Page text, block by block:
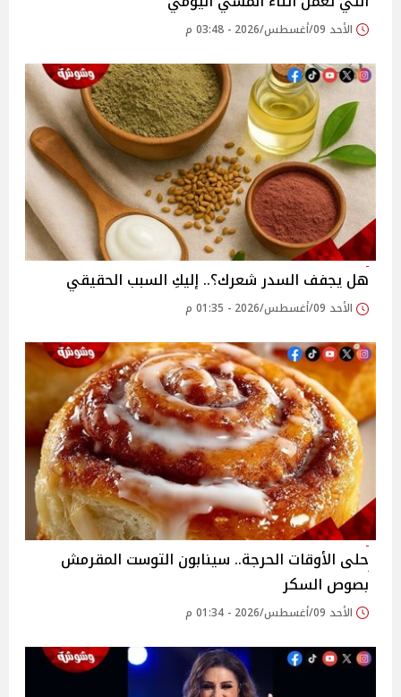
الأحد 09/أغسطس/2026 - 03:48 م
هل يجفف السدر شعرك؟.. إليكِ السبب الحقيقي
الأحد 09/أغسطس/2026 - 01:35 م
حلى الأوقات الحرجة.. سينابون التوست المقرمش
بصوص السكر
الأحد 09/أغسطس/2026 - 01:34 م